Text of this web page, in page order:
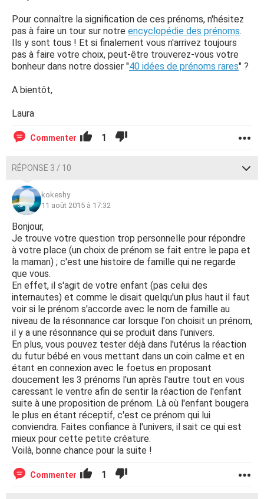
Pour connaître la signification de ces prénoms, n'hésitez
pas à faire un tour sur notre encyclopédie des prénoms.
Ils y sont tous ! Et si finalement vous n'arrivez toujours
pas à faire votre choix, peut-être trouverez-vous votre
bonheur dans notre dossier "40 idées de prénoms rares" ?
A bientôt,
Laura
Commenter 1
RÉPONSE 3 / 10
kokeshy
11 août 2015 à 17:32
Bonjour,
Je trouve votre question trop personnelle pour répondre
à votre place (un choix de prénom se fait entre le papa et
la maman) ; c'est une histoire de famille qui ne regarde
que vous.
En effet, il s'agit de votre enfant (pas celui des
internautes) et comme le disait quelqu'un plus haut il faut
voir si le prénom s'accorde avec le nom de famille au
niveau de la résonnance car lorsque l'on choisit un prénom,
il y a une résonnance qui se produit dans l'univers.
En plus, vous pouvez tester déjà dans l'utérus la réaction
du futur bébé en vous mettant dans un coin calme et en
étant en connexion avec le foetus en proposant
doucement les 3 prénoms l'un après l'autre tout en vous
caressant le ventre afin de sentir la réaction de l'enfant
suite à une proposition de prénom. Là où l'enfant bougera
le plus en étant réceptif, c'est ce prénom qui lui
conviendra. Faites confiance à l'univers, il sait ce qui est
mieux pour cette petite créature.
Voilà, bonne chance pour la suite !
Commenter 1